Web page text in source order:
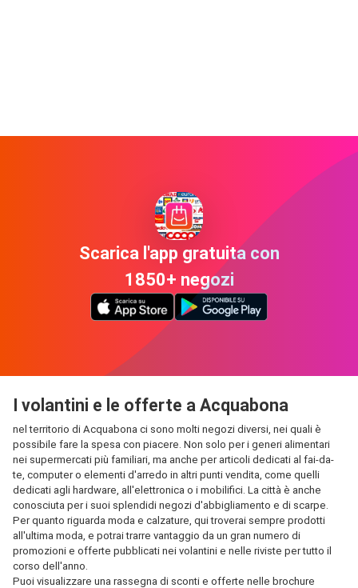
Scarica l'app gratuita con
1850+ negozi
I volantini e le offerte a Acquabona
nel territorio di Acquabona ci sono molti negozi diversi, nei quali è
possibile fare la spesa con piacere. Non solo per i generi alimentari
nei supermercati più familiari, ma anche per articoli dedicati al fai-da-
te, computer o elementi d'arredo in altri punti vendita, come quelli
dedicati agli hardware, all'elettronica o i mobilifici. La città è anche
conosciuta per i suoi splendidi negozi d'abbigliamento e di scarpe.
Per quanto riguarda moda e calzature, qui troverai sempre prodotti
all'ultima moda, e potrai trarre vantaggio da un gran numero di
promozioni e offerte pubblicati nei volantini e nelle riviste per tutto il
corso dell'anno.
Puoi visualizzare una rassegna di sconti e offerte nelle brochure